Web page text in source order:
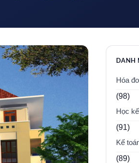
DANH
Hóa
(98)
Học
(91)
Kế
(89)